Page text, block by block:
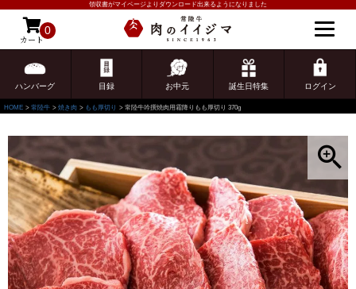
領収書がマイページよりダウンロード出来るようになりました
カート
0
ハンバーグ 目録 お中元 誕生日特集 ログイン
ゲスト 様こんにちは
ログイン
HOME 常陸牛 焼き肉 もも厚切り 常陸牛吟撰焼肉用霜降りもも厚切り 370g